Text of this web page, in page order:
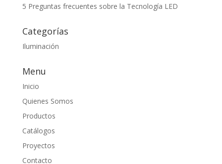
5 Preguntas frecuentes sobre la Tecnología LED
Categorías
Iluminación
Menu
Inicio
Quienes Somos
Productos
Catálogos
Proyectos
Contacto